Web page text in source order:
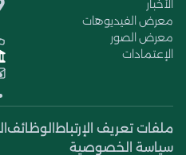
الأخبار
معرض الفيديوهات
معرض الصور
الإعتمادات
ملفات تعريف الإرتباط الوظائف
سياسة الخصوصية